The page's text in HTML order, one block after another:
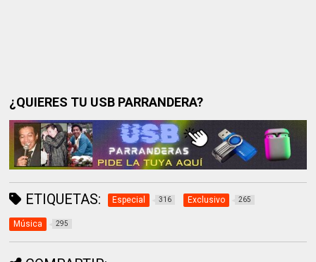
¿QUIERES TU USB PARRANDERA?
ETIQUETAS: Especial 316 Exclusivo 265
Música 295